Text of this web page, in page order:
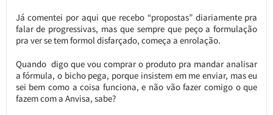
Já comentei por aqui que recebo “propostas” diariamente pra
falar de progressivas, mas que sempre que peço a formulação
pra ver se tem formol disfarçado, começa a enrolação.
Quando digo que vou comprar o produto pra mandar analisar
a fórmula, o bicho pega, porque insistem em me enviar, mas eu
sei bem como a coisa funciona, e não vão fazer comigo o que
fazem com a Anvisa, sabe?